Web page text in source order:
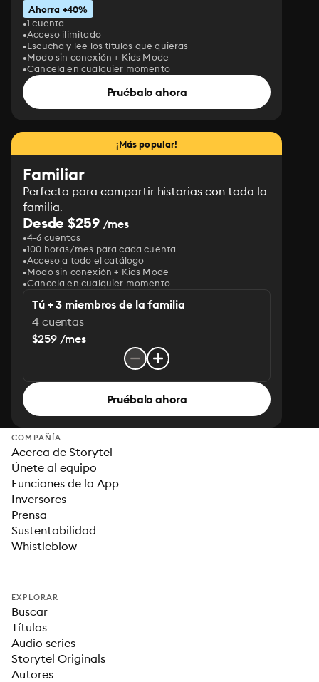
Ahorra +40%
1 cuenta
Acceso ilimitado
Escucha y lee los títulos que quieras
Modo sin conexión + Kids Mode
Cancela en cualquier momento
Pruébalo ahora
¡Más popular!
Familiar
Perfecto para compartir historias con toda la
familia.
Desde $259/mes
4-6 cuentas
100 horas/mes para cada cuenta
Acceso a todo el catálogo
Modo sin conexión + Kids Mode
Cancela en cualquier momento
Tú + 3 miembros de la familia
4 cuentas
$259 /mes
Pruébalo ahora
COMPAÑÍA
Acerca de Storytel
Únete al equipo
Funciones de la App
Inversores
Prensa
Sustentabilidad
Whistleblow
EXPLORAR
Buscar
Títulos
Audio series
Storytel Originals
Autores